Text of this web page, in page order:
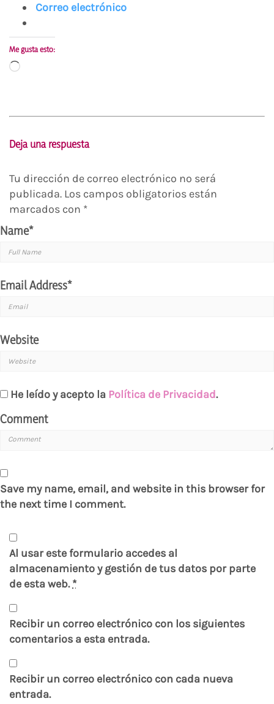
Correo electrónico
Me gusta esto:
Cargando...
Deja una respuesta
Tu dirección de correo electrónico no será
publicada. Los campos obligatorios están
marcados con *
Name*
Email Address*
Website
He leído y acepto la Política de Privacidad.
Comment
Save my name, email, and website in this browser for
the next time I comment.
Al usar este formulario accedes al
almacenamiento y gestión de tus datos por parte
de esta web.*
Recibir un correo electrónico con los siguientes
comentarios a esta entrada.
Recibir un correo electrónico con cada nueva
entrada.